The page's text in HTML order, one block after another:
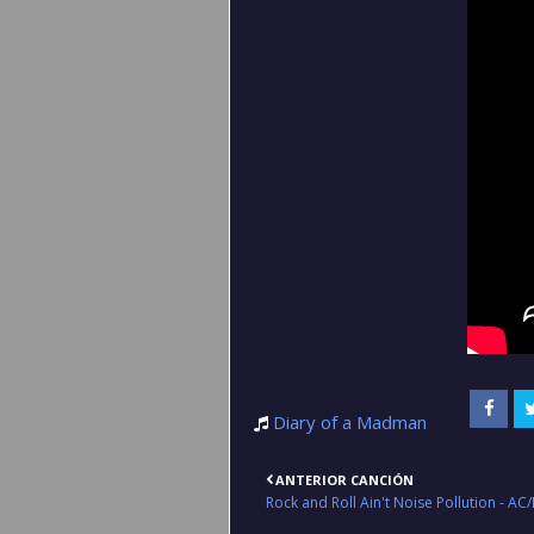
Diary of a Madman
ANTERIOR CANCIÓN
Rock and Roll Ain't Noise Pollution -